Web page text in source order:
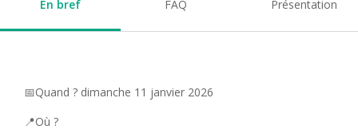
En bref FAQ Présentation
📅Quand ? dimanche 11 janvier 2026
📍Où ?